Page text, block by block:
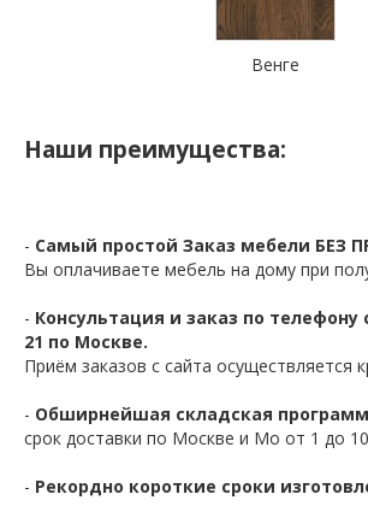
Венге
Наши преимущества:
- Самый простой Заказ мебели БЕЗ
Вы оплачиваете мебель на дому при
- Консультация и заказ по телефону
21 по Москве.
Приём заказов с сайта осуществляется
- Обширнейшая складская
срок доставки по Москве и Мо от 1 до
- Рекордно короткие сроки